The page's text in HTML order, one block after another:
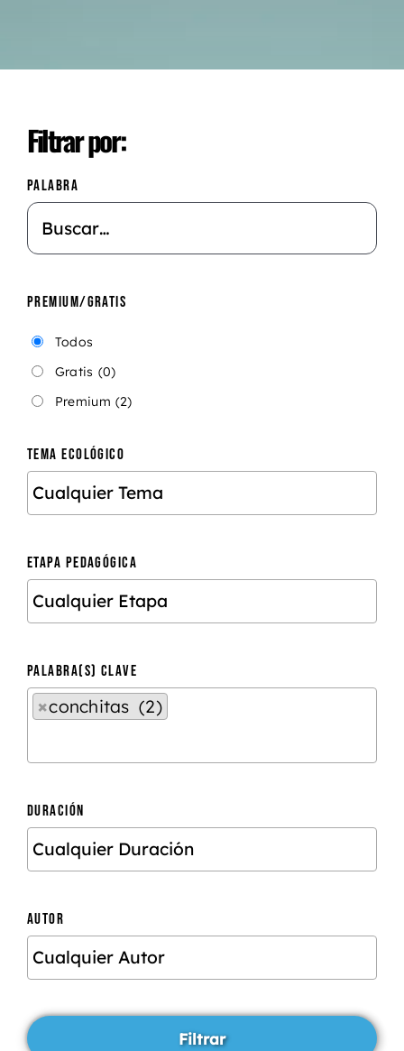
Filtrar por:
PALABRA
PREMIUM/GRATIS
Todos
Gratis (0)
Premium (2)
TEMA ECOLÓGICO
ETAPA PEDAGÓGICA
PALABRA(S) CLAVE
×conchitas (2)
DURACIÓN
AUTOR